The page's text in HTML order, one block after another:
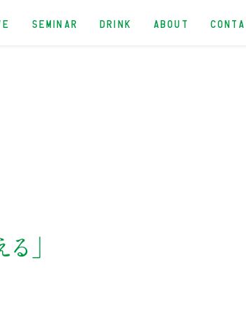
SEMINAR DRINK ABOUT
」